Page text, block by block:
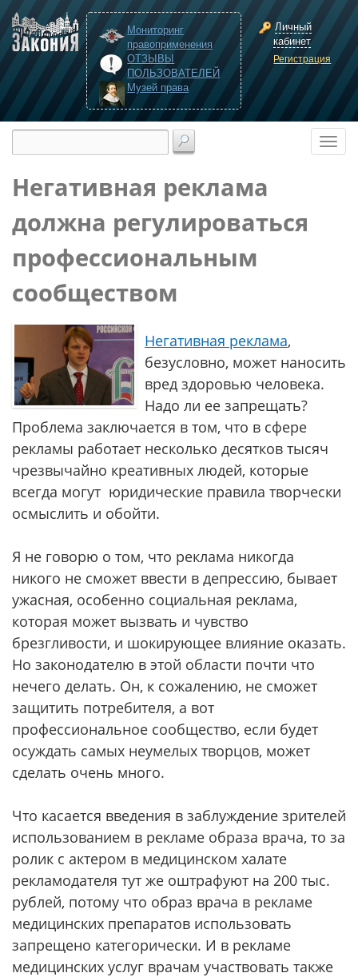
Мониторинг
правоприменения
ОТЗЫВЫ
ПОЛЬЗОВАТЕЛЕЙ
Музей права
Личный
кабинет
Регистрация
Негативная реклама
должна регулироваться
профессиональным
сообществом
Негативная реклама,
безусловно, может наносить
вред здоровью человека.
Надо ли ее запрещать?
Проблема заключается в том, что в сфере
рекламы работает несколько десятков тысяч
чрезвычайно креативных людей, которые
всегда могут юридические правила творчески
осмыслить и обойти.
Я не говорю о том, что реклама никогда
никого не сможет ввести в депрессию, бывает
ужасная, особенно социальная реклама,
которая может вызвать и чувство
брезгливости, и шокирующее влияние оказать.
Но законодателю в этой области почти что
нечего делать. Он, к сожалению, не сможет
защитить потребителя, а вот
профессиональное сообщество, если будет
осуждать самых неумелых творцов, может
сделать очень много.
Что касается введения в заблуждение зрителей
использованием в рекламе образа врача, то за
ролик с актером в медицинском халате
рекламодателя тут же оштрафуют на 200 тыс.
рублей, потому что образ врача в рекламе
медицинских препаратов использовать
запрещено категорически. И в рекламе
медицинских услуг врачам участвовать также